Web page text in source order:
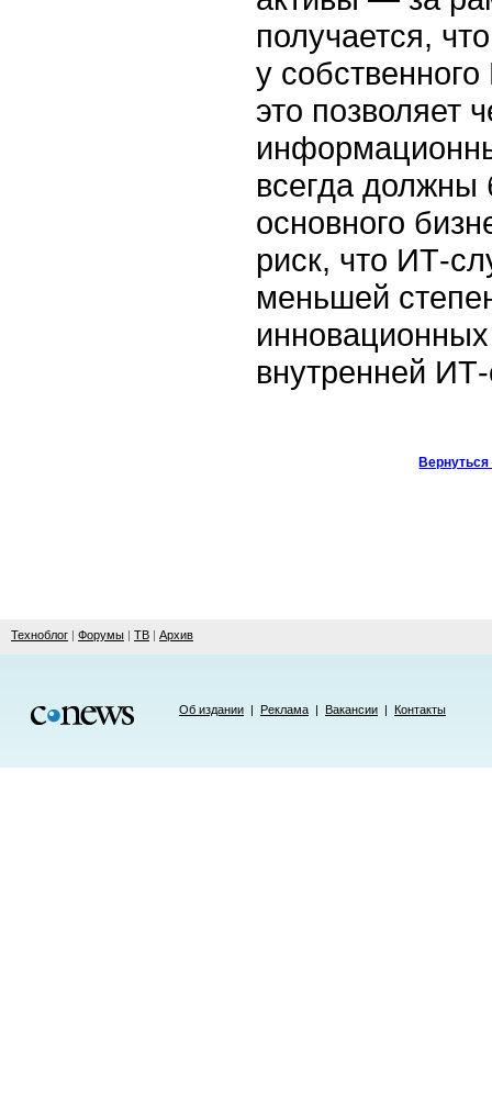
получается,
у
это позволяет
всегда должны
основного
риск, что ИТ-
меньшей
внутренней
Техноблог | Форумы | ТВ | Архив
Об издании | Реклама | Вакансии | Контакты